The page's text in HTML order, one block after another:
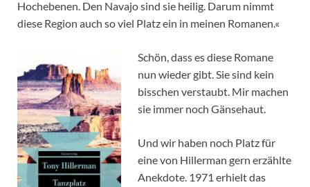
Hochebenen. Den Navajo sind sie heilig. Darum nimmt
diese Region auch so viel Platz ein in meinen Romanen.«
Schön, dass es diese Romane
nun wieder gibt. Sie sind kein
bisschen verstaubt. Mir machen
sie immer noch Gänsehaut.
Und wir haben noch Platz für
eine von Hillerman gern erzählte
Anekdote. 1971 erhielt das